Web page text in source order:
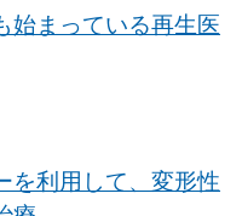
始まっている再生医
を利用して、変形性